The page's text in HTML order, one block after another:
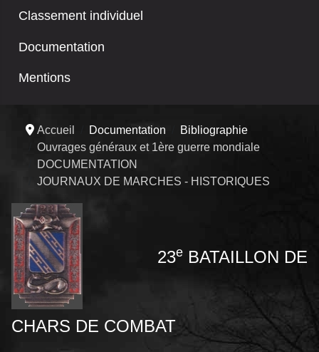
Classement individuel
Documentation
Mentions
Accueil Documentation
Bibliographie
Ouvrages généraux et 1ère guerre mondiale
DOCUMENTATION
JOURNAUX DE MARCHES - HISTORIQUES
23eBATAILLON DE
CHARS DE COMBAT